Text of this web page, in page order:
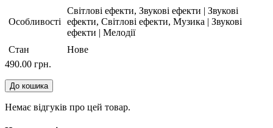
Особливості
Світлові ефекти, Звукові ефекти | Звукові
ефекти, Світлові ефекти, Музика | Звукові
ефекти | Мелодії
Стан
Нове
490.00 грн.
До кошика
Немає відгуків про цей товар.